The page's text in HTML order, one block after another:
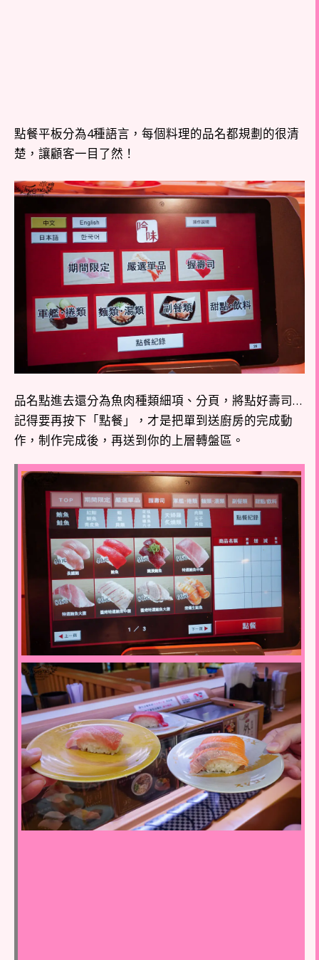
點餐平板分為4種語言，每個料理的品名都規劃的很清
楚，讓顧客一目了然！
品名點進去還分為魚肉種類細項、分頁，將點好壽司…
記得要再按下「點餐」，才是把單到送廚房的完成動
作，制作完成後，再送到你的上層轉盤區。